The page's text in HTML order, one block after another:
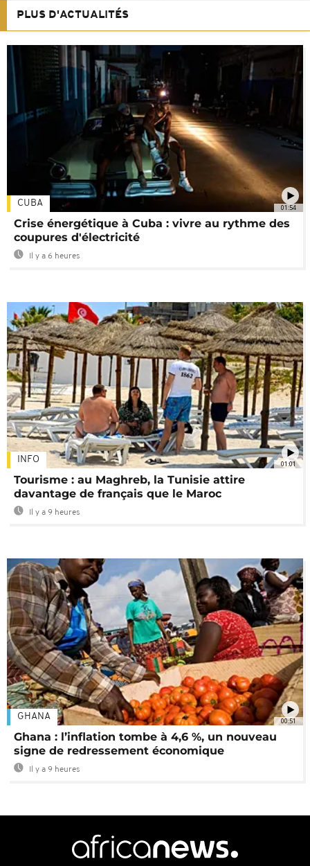
PLUS D'ACTUALITÉS
01:54
CUBA
Crise énergétique à Cuba : vivre au rythme des
coupures d'électricité
Il y a 6 heures
01:01
INFO
Tourisme : au Maghreb, la Tunisie attire
davantage de français que le Maroc
Il y a 9 heures
00:51
GHANA
Ghana : l’inflation tombe à 4,6 %, un nouveau
signe de redressement économique
Il y a 9 heures